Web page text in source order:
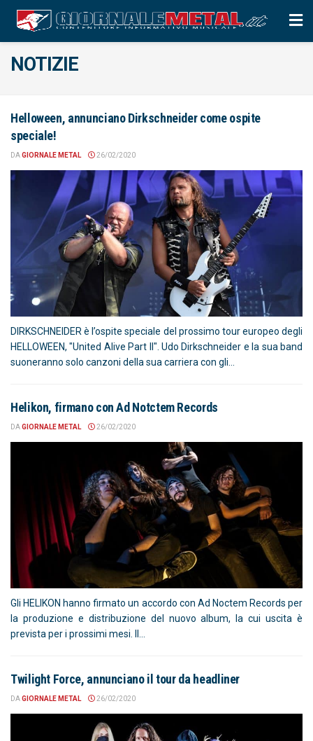
NOTIZIE
Helloween, annunciano Dirkschneider come ospite
speciale!
DAGIORNALE METAL 26/02/2020
DIRKSCHNEIDER è l’ospite speciale del prossimo tour europeo degli
HELLOWEEN, "United Alive Part II". Udo Dirkschneider e la sua band
suoneranno solo canzoni della sua carriera con gli...
Helikon, firmano con Ad Notctem Records
DAGIORNALE METAL 26/02/2020
Gli HELIKON hanno firmato un accordo con Ad Noctem Records per
la produzione e distribuzione del nuovo album, la cui uscita è
prevista per i prossimi mesi. Il...
Twilight Force, annunciano il tour da headliner
DAGIORNALE METAL 26/02/2020